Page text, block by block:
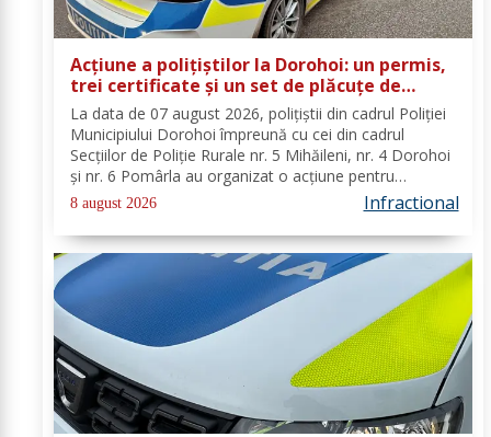
Acțiune a polițiștilor la Dorohoi: un permis,
trei certificate și un set de plăcuțe de
înmatriculare reținute
La data de 07 august 2026, polițiștii din cadrul Poliției
Municipiului Dorohoi împreună cu cei din cadrul
Secțiilor de Poliție Rurale nr. 5 Mihăileni, nr. 4 Dorohoi
și nr. 6 Pomârla au organizat o acțiune pentru
prevenirea și combaterea faptelor de natură penală și
contravențională, verificarea...
8 august 2026 Infractional